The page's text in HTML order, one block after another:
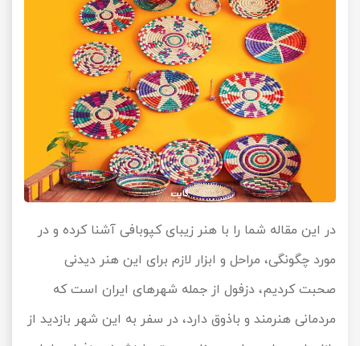
در این مقاله شما را با هنر زیبای کپوبافی آشنا کرده و در
مورد چگونگی، مراحل و ابزار لازم برای این هنر دیدنی
صحبت کردیم، دزفول از جمله شهرهای ایران است که
مردمانی هنرمند و باذوق دارد، در سفر به این شهر بازدید از